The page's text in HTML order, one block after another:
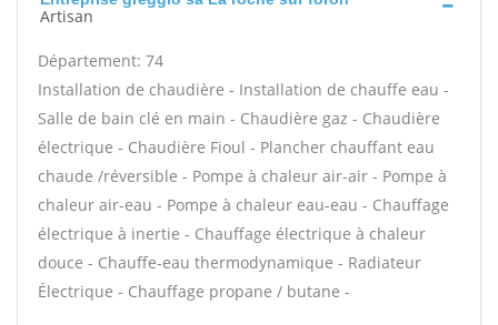
Artisan
Département: 74
Installation de chaudière - Installation de chauffe eau -
Salle de bain clé en main - Chaudière gaz - Chaudière
électrique - Chaudière Fioul - Plancher chauffant eau
chaude /réversible - Pompe à chaleur air-air - Pompe à
chaleur air-eau - Pompe à chaleur eau-eau - Chauffage
électrique à inertie - Chauffage électrique à chaleur
douce - Chauffe-eau thermodynamique - Radiateur
Électrique - Chauffage propane / butane -